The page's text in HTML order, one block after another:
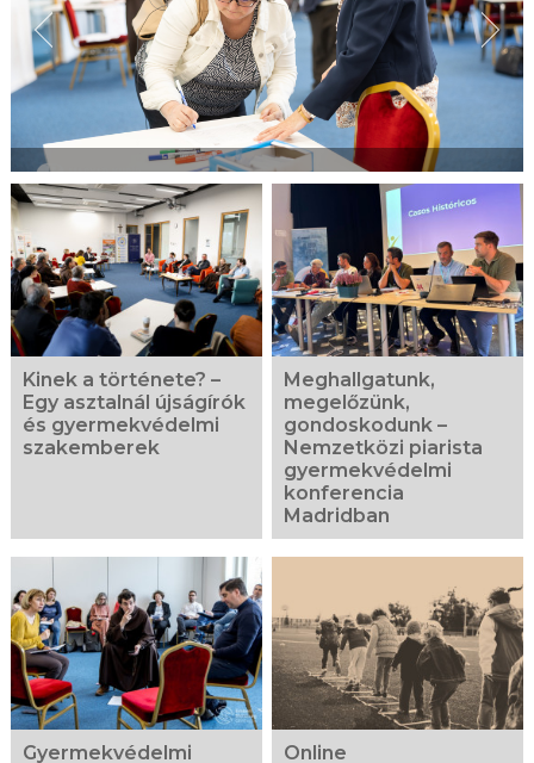
Kinek a története? –
Egy asztalnál újságírók
és gyermekvédelmi
szakemberek
Meghallgatunk,
megelőzünk,
gondoskodunk –
Nemzetközi piarista
gyermekvédelmi
konferencia
Madridban
Gyermekvédelmi Online